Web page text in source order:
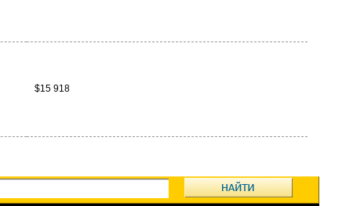
$15 918